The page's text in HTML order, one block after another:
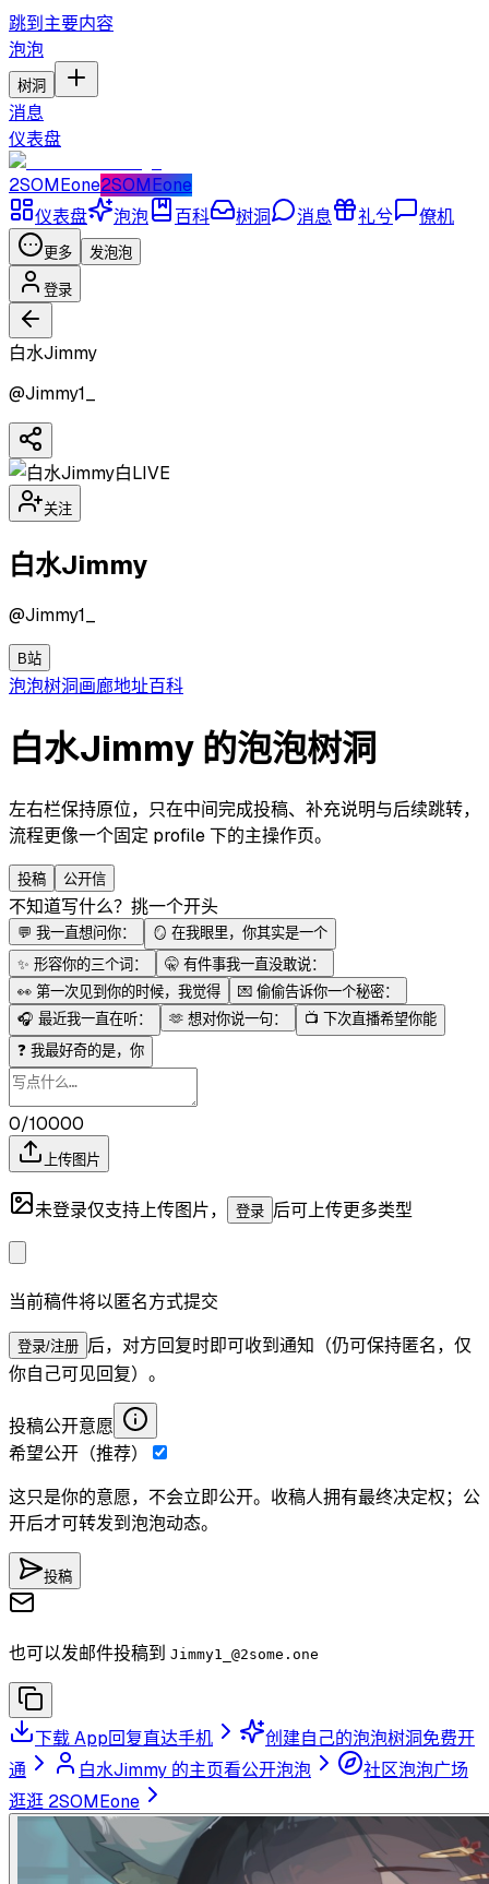
跳到主要内容
泡泡
树洞
消息
仪表盘
2SOMEone2SOMEone
仪表盘
泡泡 百科 树洞 消息 礼兮 僚机
更多 发泡泡
登录
白水Jimmy
@Jimmy1_
白LIVE
关注
白水Jimmy
@Jimmy1_
B站
泡泡树洞画廊地址百科
白水Jimmy 的泡泡树洞
左右栏保持原位，只在中间完成投稿、补充说明与后续跳转，
流程更像一个固定 profile 下的主操作页。
投稿 公开信
不知道写什么？挑一个开头
💬 我一直想问你： 🪞 在我眼里，你其实是一个
✨ 形容你的三个词： 🤫 有件事我一直没敢说：
👀 第一次见到你的时候，我觉得 💌 偷偷告诉你一个秘密：
🎧 最近我一直在听： 🫶 想对你说一句： 📺 下次直播希望你能
❓ 我最好奇的是，你
0/10000
上传图片
未登录仅支持上传图片， 登录 后可上传更多类型
当前稿件将以匿名方式提交
登录/注册 后，对方回复时即可收到通知（仍可保持匿名，仅
你自己可见回复）。
投稿公开意愿
希望公开（推荐）
这只是你的意愿，不会立即公开。收稿人拥有最终决定权；公
开后才可转发到泡泡动态。
投稿
也可以发邮件投稿到 Jimmy1_ @2some.one
下载 App回复直达手机 创建自己的泡泡树洞免费开
通
白水Jimmy 的主页看公开泡泡
社区泡泡广场
逛逛 2SOMEone